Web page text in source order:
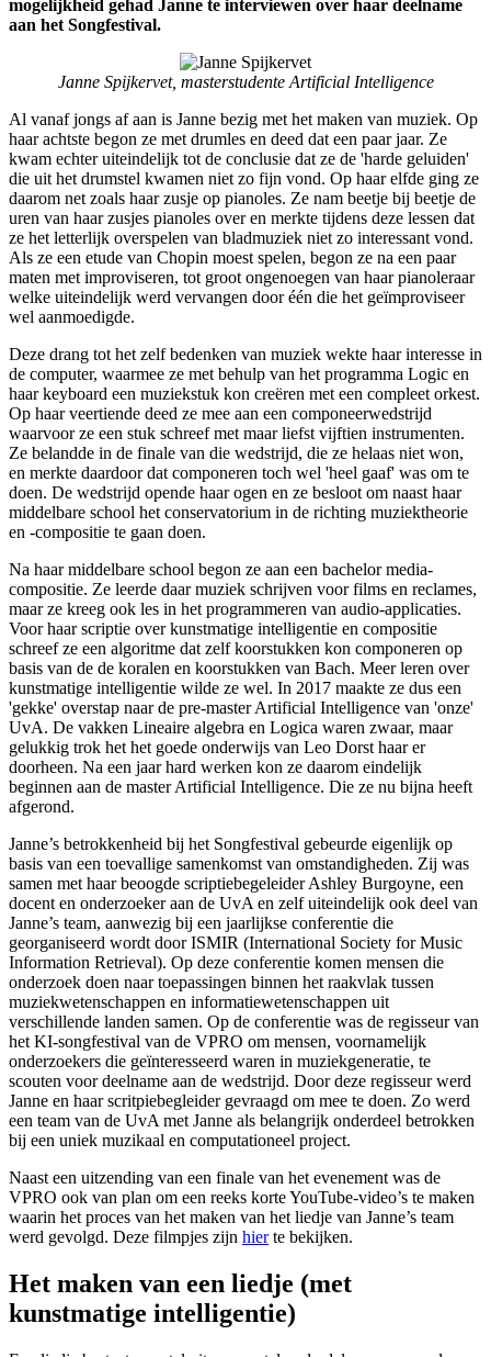
mogelijkheid gehad Janne te interviewen over haar deelname
aan het Songfestival.
Janne Spijkervet, masterstudente Artificial Intelligence
Al vanaf jongs af aan is Janne bezig met het maken van muziek. Op
haar achtste begon ze met drumles en deed dat een paar jaar. Ze
kwam echter uiteindelijk tot de conclusie dat ze de 'harde geluiden'
die uit het drumstel kwamen niet zo fijn vond. Op haar elfde ging ze
daarom net zoals haar zusje op pianoles. Ze nam beetje bij beetje de
uren van haar zusjes pianoles over en merkte tijdens deze lessen dat
ze het letterlijk overspelen van bladmuziek niet zo interessant vond.
Als ze een etude van Chopin moest spelen, begon ze na een paar
maten met improviseren, tot groot ongenoegen van haar pianoleraar
welke uiteindelijk werd vervangen door één die het geïmproviseer
wel aanmoedigde.
Deze drang tot het zelf bedenken van muziek wekte haar interesse in
de computer, waarmee ze met behulp van het programma Logic en
haar keyboard een muziekstuk kon creëren met een compleet orkest.
Op haar veertiende deed ze mee aan een componeerwedstrijd
waarvoor ze een stuk schreef met maar liefst vijftien instrumenten.
Ze belandde in de finale van die wedstrijd, die ze helaas niet won,
en merkte daardoor dat componeren toch wel 'heel gaaf' was om te
doen. De wedstrijd opende haar ogen en ze besloot om naast haar
middelbare school het conservatorium in de richting muziektheorie
en -compositie te gaan doen.
Na haar middelbare school begon ze aan een bachelor media-
compositie. Ze leerde daar muziek schrijven voor films en reclames,
maar ze kreeg ook les in het programmeren van audio-applicaties.
Voor haar scriptie over kunstmatige intelligentie en compositie
schreef ze een algoritme dat zelf koorstukken kon componeren op
basis van de de koralen en koorstukken van Bach. Meer leren over
kunstmatige intelligentie wilde ze wel. In 2017 maakte ze dus een
'gekke' overstap naar de pre-master Artificial Intelligence van 'onze'
UvA. De vakken Lineaire algebra en Logica waren zwaar, maar
gelukkig trok het het goede onderwijs van Leo Dorst haar er
doorheen. Na een jaar hard werken kon ze daarom eindelijk
beginnen aan de master Artificial Intelligence. Die ze nu bijna heeft
afgerond.
Janne’s betrokkenheid bij het Songfestival gebeurde eigenlijk op
basis van een toevallige samenkomst van omstandigheden. Zij was
samen met haar beoogde scriptiebegeleider Ashley Burgoyne, een
docent en onderzoeker aan de UvA en zelf uiteindelijk ook deel van
Janne’s team, aanwezig bij een jaarlijkse conferentie die
georganiseerd wordt door ISMIR (International Society for Music
Information Retrieval). Op deze conferentie komen mensen die
onderzoek doen naar toepassingen binnen het raakvlak tussen
muziekwetenschappen en informatiewetenschappen uit
verschillende landen samen. Op de conferentie was de regisseur van
het KI-songfestival van de VPRO om mensen, voornamelijk
onderzoekers die geïnteresseerd waren in muziekgeneratie, te
scouten voor deelname aan de wedstrijd. Door deze regisseur werd
Janne en haar scritpiebegleider gevraagd om mee te doen. Zo werd
een team van de UvA met Janne als belangrijk onderdeel betrokken
bij een uniek muzikaal en computationeel project.
Naast een uitzending van een finale van het evenement was de
VPRO ook van plan om een reeks korte YouTube-video’s te maken
waarin het proces van het maken van het liedje van Janne’s team
werd gevolgd. Deze filmpjes zijn hierte bekijken.
Het maken van een liedje (met
kunstmatige intelligentie)